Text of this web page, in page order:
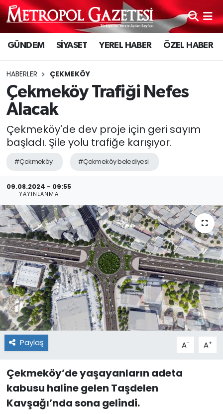
GÜNDEM SİYASET YEREL HABER ÖZEL HABER
HABERLER ÇEKMEKÖY
Çekmeköy Trafiği Nefes
Alacak
Çekmeköy'de dev proje için geri sayım
başladı. Şile yolu trafiğe karışıyor.
#Çekmeköy #Çekmeköy belediyesi
09.08.2024 - 09:55
YAYINLANMA
Paylaş A- A+
Çekmeköy’de yaşayanların adeta
kabusu haline gelen Taşdelen
Kavşağı’nda sona gelindi.
Hava Durumu
Trafik Durumu
Süper Lig Puan Durumu ve Fikstür
Tüm Manşetler
Son Dakika Haberleri
Haber Arşivi